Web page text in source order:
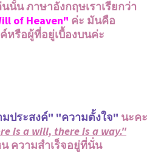
นั้น ภาษาอังกฤษเราเรียกว่า
of Heaven" ค่ะ มันคือ
หรือผู้ที่อยู่เบื้องบนค่ะ
ประสงค์" "ความตั้งใจ" นะคะ
is a will, there is a way."
ความสำเร็จอยู่ที่นั่น